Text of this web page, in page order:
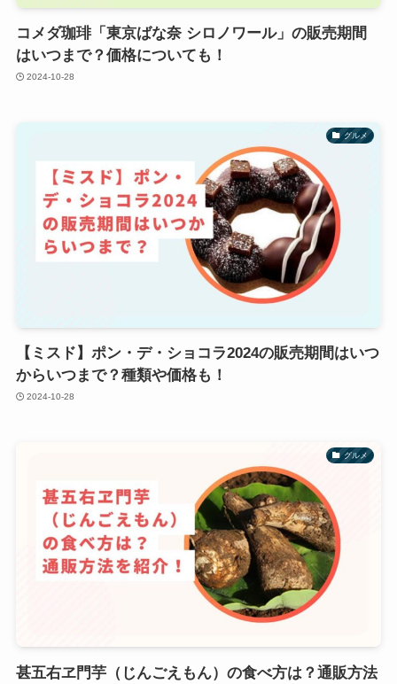
コメダ珈琲「東京ばな奈 シロノワール」の販売期間
はいつまで？価格についても！
2024-10-28
グルメ
【ミスド】ポン・デ・ショコラ2024の販売期間はいつ
からいつまで？種類や価格も！
2024-10-28
グルメ
甚五右ヱ門芋（じんごえもん）の食べ方は？通販方法